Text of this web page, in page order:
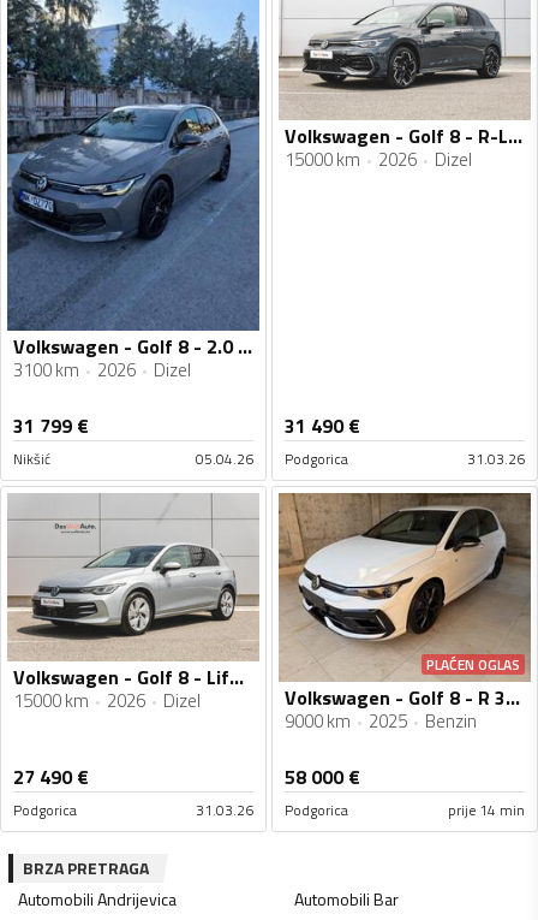
Volkswagen - Golf 8 - 2.0 110 kw
3100 km 2026 Dizel
31 799 €
Nikšić 05.04.26
Volkswagen - Golf 8 - R-Line 2.0 TDI DSG
15000 km 2026 Dizel
31 490€
Podgorica 31.03.26
Volkswagen - Golf 8 - Life 2.0 TDI DSG
15000 km 2026 Dizel
27 490€
Podgorica 31.03.26
PLAĆEN OGLAS
Volkswagen - Golf 8 - R 333ks
9000 km 2025 Benzin
58 000€
Podgorica prije 14 min
BRZA PRETRAGA
AutomobiliAndrijevica AutomobiliBar